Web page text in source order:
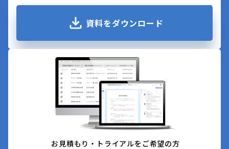
資料をダウンロード
お見積もり・トライアルをご希望の方